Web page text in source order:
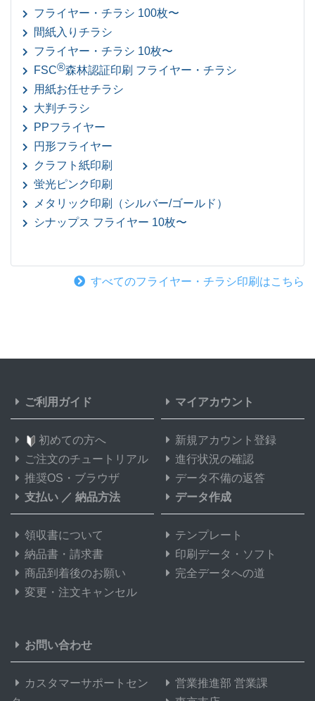
フライヤー・チラシ 100枚〜
間紙入りチラシ
フライヤー・チラシ 10枚〜
FSC®森林認証印刷 フライヤー・チラシ
用紙お任せチラシ
大判チラシ
PPフライヤー
円形フライヤー
クラフト紙印刷
蛍光ピンク印刷
メタリック印刷（シルバー/ゴールド）
シナップス フライヤー 10枚〜
すべてのフライヤー・チラシ印刷はこちら
ご利用ガイド
初めての方へ
ご注文のチュートリアル
推奨OS・ブラウザ
マイアカウント
新規アカウント登録
進行状況の確認
データ不備の返答
支払い ／ 納品方法
領収書について
納品書・請求書
商品到着後のお願い
変更・注文キャンセル
データ作成
テンプレート
印刷データ・ソフト
完全データへの道
お問い合わせ
カスタマーサポートセン
営業推進部 営業課